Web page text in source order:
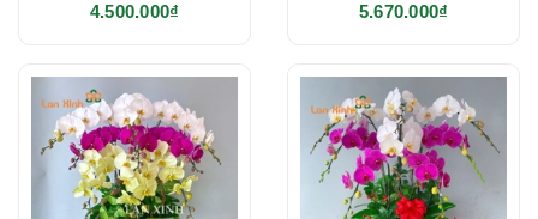
4.500.000₫
5.670.000₫